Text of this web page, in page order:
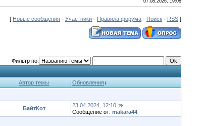
07.08.2026, 19:08
[ Новые сообщения· Участники· Правила форума· Поиск· RSS]
Фильтр по:
Автор темы Обновления↓
БайтКот
23.04.2024, 12:10
Сообщение от: makara44